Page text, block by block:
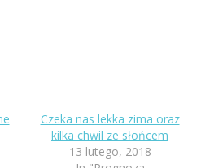
Czeka nas lekka zima oraz
kilka chwil ze słońcem
13 lutego, 2018